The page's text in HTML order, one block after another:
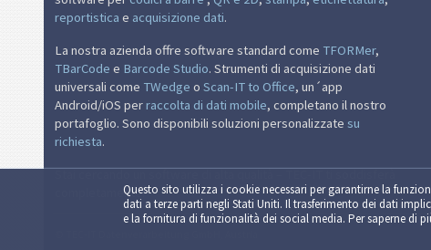
Questo sito utilizza i cookie necessari per garantirne la
dati a terze parti negli Stati Uniti. Il trasferimento dei dati
e la fornitura di funzionalità dei social media. Per saperne di
reportistica e acquisizione dati.
La nostra azienda offre software standard come TFORMer,
TBarCode e Barcode Studio. Strumenti di acquisizione dati
universali come TWedge o Scan-IT to Office, un´app
Android/iOS perraccolta di dati mobile, completano il nostro
portafoglio. Sono disponibili soluzioni personalizzate su
richiesta.
Stai cercando un software di alta qualità – TEC-IT ti soddisferà
completamente.